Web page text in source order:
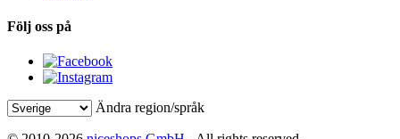
Följ oss på
Ändra region/språk